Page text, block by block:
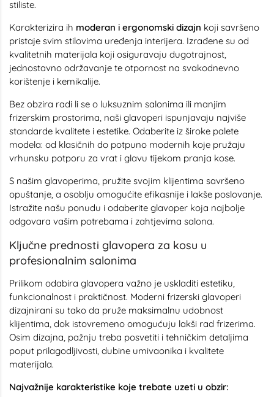
stiliste.
Karakterizira ih moderan i ergonomski dizajn koji savršeno
pristaje svim stilovima uređenja interijera. Izrađene su od
kvalitetnih materijala koji osiguravaju dugotrajnost,
jednostavno održavanje te otpornost na svakodnevno
korištenje i kemikalije.
Bez obzira radi li se o luksuznim salonima ili manjim
frizerskim prostorima, naši glavoperi ispunjavaju najviše
standarde kvalitete i estetike. Odaberite iz široke palete
modela: od klasičnih do potpuno modernih koje pružaju
vrhunsku potporu za vrat i glavu tijekom pranja kose.
S našim glavoperima, pružite svojim klijentima savršeno
opuštanje, a osoblju omogućite efikasnije i lakše poslovanje.
Istražite našu ponudu i odaberite glavoper koja najbolje
odgovara vašim potrebama i zahtjevima salona.
Ključne prednosti glavopera za kosu u
profesionalnim salonima
Prilikom odabira glavopera važno je uskladiti estetiku,
funkcionalnost i praktičnost. Moderni frizerski glavoperi
dizajnirani su tako da pruže maksimalnu udobnost
klijentima, dok istovremeno omogućuju lakši rad frizerima.
Osim dizajna, pažnju treba posvetiti i tehničkim detaljima
poput prilagodljivosti, dubine umivaonika i kvalitete
materijala.
Najvažnije karakteristike koje trebate uzeti u obzir: